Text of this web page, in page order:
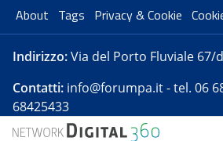
About Tags Privacy & Cookie
Indirizzo:Via del Porto Fluviale 67/
Contatti: info@forumpa.it- tel. 06
68425433